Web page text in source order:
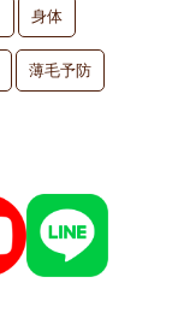
身体
薄毛予防